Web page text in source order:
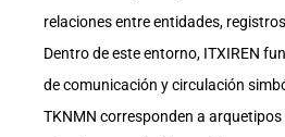
relaciones entre entidades,
Dentro de este entorno, ITXIREN
de comunicación y circulación
TKNMN corresponden a